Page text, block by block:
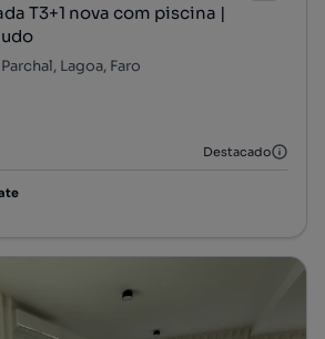
T3+1 nova com piscina |
Lagoa, Faro
Destacado